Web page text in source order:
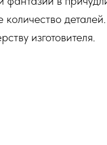
изготовителя.